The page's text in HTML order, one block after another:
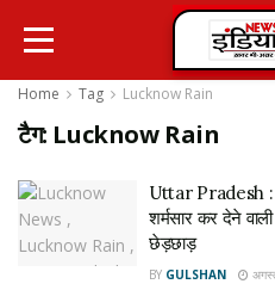
Home Tag Lucknow Rain
टैग: Lucknow Rain
Uttar Pradesh
शर्मसार कर देने
छेड़छाड़
BY GULSHAN